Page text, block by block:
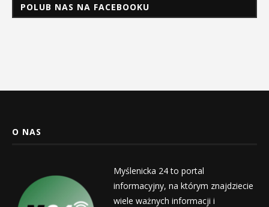
POLUB NAS NA FACEBOOKU
O NAS
Myślenicka 24 to portal
informacyjny, na którym znajdziecie
wiele ważnych informacji i